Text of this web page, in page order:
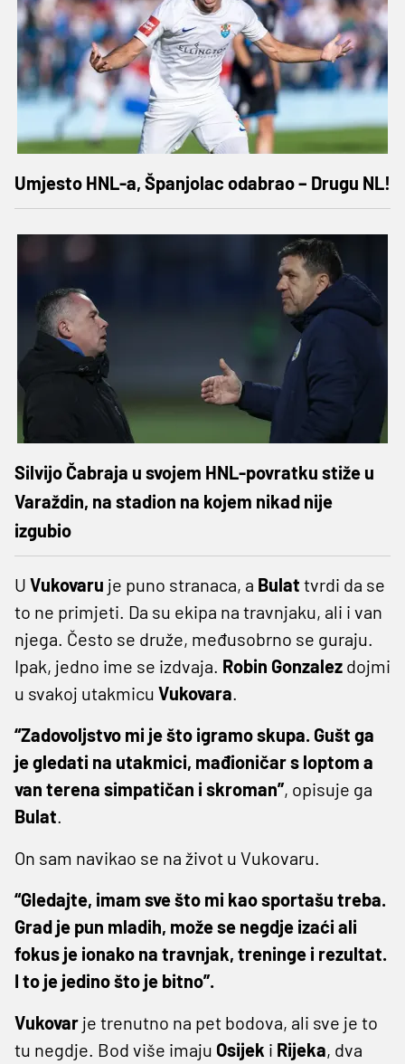
Umjesto HNL-a, Španjolac odabrao – Drugu NL!
Silvijo Čabraja u svojem HNL-povratku stiže u
Varaždin, na stadion na kojem nikad nije
izgubio
U Vukovaru je puno stranaca, a Bulat tvrdi da se
to ne primjeti. Da su ekipa na travnjaku, ali i van
njega. Često se druže, međusobrno se guraju.
Ipak, jedno ime se izdvaja. Robin Gonzalez dojmi
u svakoj utakmicu Vukovara.
“Zadovoljstvo mi je što igramo skupa. Gušt ga
je gledati na utakmici, mađioničar s loptom a
van terena simpatičan i skroman”, opisuje ga
Bulat.
On sam navikao se na život u Vukovaru.
“Gledajte, imam sve što mi kao sportašu treba.
Grad je pun mladih, može se negdje izaći ali
fokus je ionako na travnjak, treninge i rezultat.
I to je jedino što je bitno”.
Vukovar je trenutno na pet bodova, ali sve je to
tu negdje. Bod više imaju Osijek i Rijeka, dva